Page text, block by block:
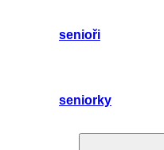
senioři
seniorky